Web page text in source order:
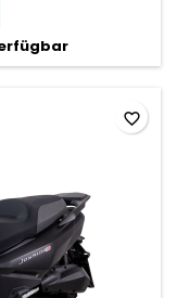
favorite_border